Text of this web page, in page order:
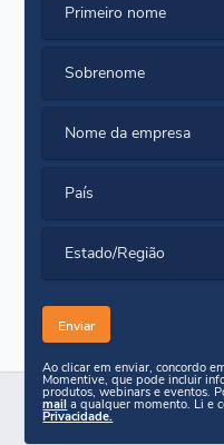
Primeiro nome
Sobrenome
Nome da empresa
País
Estado/Região
Ao clicar em enviar, concordo
Momentive, que pode incluir
produtos, webinars e eventos.
mail a qualquer momento. Li e
Privacidade.